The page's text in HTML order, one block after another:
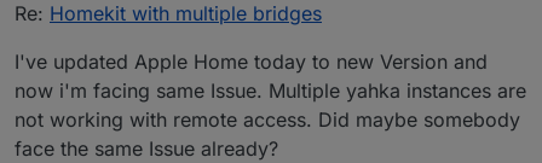
Re: Homekit with multiple bridges
I've updated Apple Home today to new Version and
now i'm facing same Issue. Multiple yahka instances are
not working with remote access. Did maybe somebody
face the same Issue already?